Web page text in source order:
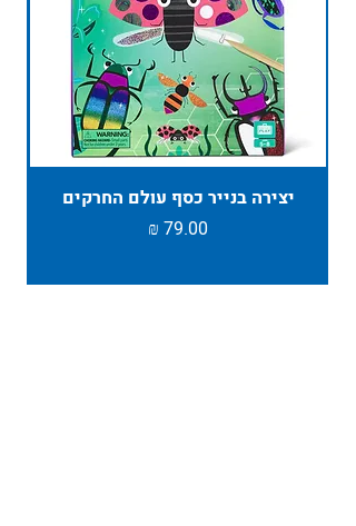
יצירה בנייר כסף עולם החרקים
מחיר